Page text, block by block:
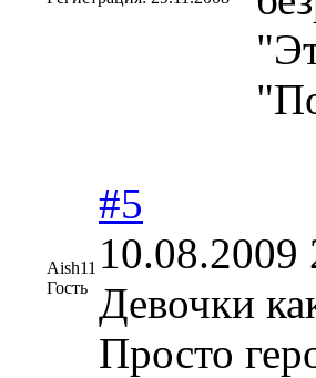
Aish11
Гость
#5
10.08.2009
Девочки
Просто